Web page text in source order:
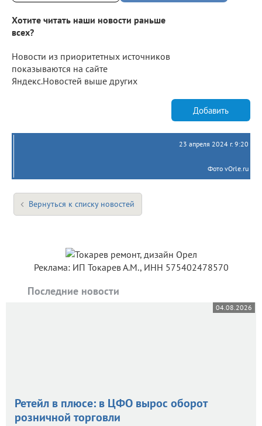
Хотите читать наши новости раньше
всех?
Новости из приоритетных источников
показываются на сайте
Яндекс.Новостей выше других
Добавить
23 апреля 2024 г. 9:20
Фото vOrle.ru
Вернуться к списку новостей
Реклама: ИП Токарев А.М., ИНН 575402478570
Последние новости
04.08.2026
Ретейл в плюсе: в ЦФО вырос оборот
розничной торговли